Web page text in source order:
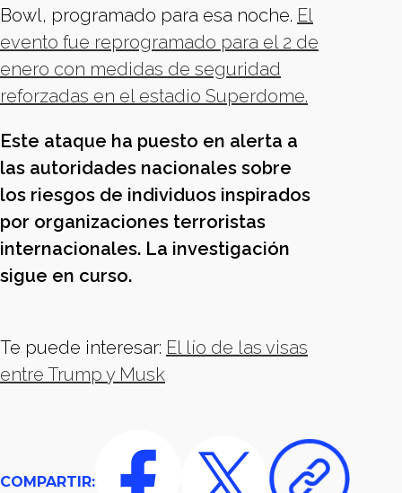
Bowl, programado para esa noche. El
evento fue reprogramado para el 2 de
enero con medidas de seguridad
reforzadas en el estadio Superdome.
Este ataque ha puesto en alerta a
las autoridades nacionales sobre
los riesgos de individuos inspirados
por organizaciones terroristas
internacionales. La investigación
sigue en curso.
Te puede interesar: El lío de las visas
entre Trump y Musk
COMPARTIR: